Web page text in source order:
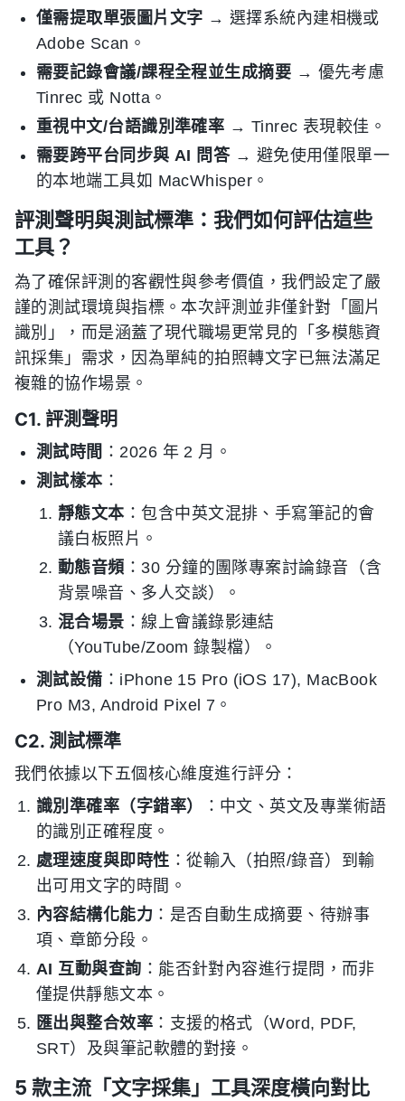
僅需提取單張圖片文字 → 選擇系統內建相機或
Adobe Scan。
需要記錄會議/課程全程並生成摘要 → 優先考慮
Tinrec 或 Notta。
重視中文/台語識別準確率 → Tinrec 表現較佳。
需要跨平台同步與 AI 問答→ 避免使用僅限單一
的本地端工具如 MacWhisper。
評測聲明與測試標準：我們如何評估這些
工具？
為了確保評測的客觀性與參考價值，我們設定了嚴
謹的測試環境與指標。本次評測並非僅針對「圖片
識別」，而是涵蓋了現代職場更常見的「多模態資
訊採集」需求，因為單純的拍照轉文字已無法滿足
複雜的協作場景。
C1. 評測聲明
測試時間 ：2026 年 2 月。
測試樣本 ：
靜態文本 ：包含中英文混排、手寫筆記的會
議白板照片。
動態音頻 ：30 分鐘的團隊專案討論錄音（含
背景噪音、多人交談）。
混合場景 ：線上會議錄影連結
（YouTube/Zoom 錄製檔）。
測試設備 ：iPhone 15 Pro (iOS 17), MacBook
Pro M3, Android Pixel 7。
C2. 測試標準
我們依據以下五個核心維度進行評分：
識別準確率（字錯率）
：中文、英文及專業術語
的識別正確程度。
處理速度與即時性 ：從輸入（拍照/錄音）到輸
出可用文字的時間。
內容結構化能力 ：是否自動生成摘要、待辦事
項、章節分段。
AI 互動與查詢 ：能否針對內容進行提問，而非
僅提供靜態文本。
匯出與整合效率 ：支援的格式（Word, PDF,
SRT）及與筆記軟體的對接。
5 款主流「文字採集」工具深度橫向對比